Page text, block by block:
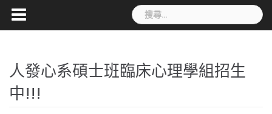
搜
尋
字:
人發心系碩士班臨床心理學組招生
中!!!